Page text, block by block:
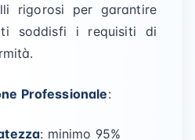
rigorosi per garantire
soddisfi i requisiti di
Professionale:
: minimo 95%